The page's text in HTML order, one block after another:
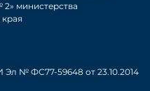
министерства
№ ФС77-59648 от 23.10.2014